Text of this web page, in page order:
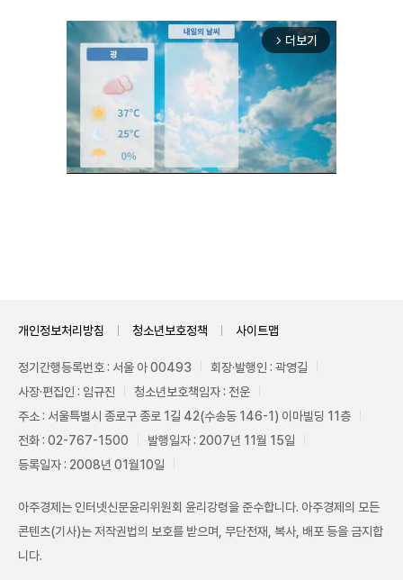
arrow_forward_ios 더보기
개인정보처리방침 청소년보호정책 사이트맵
정기간행등록번호 : 서울 아 00493
회장·발행인 : 곽영길
사장·편집인 : 임규진
청소년보호책임자 : 전운
주소 : 서울특별시 종로구 종로 1길 42(수송동 146-1) 이마빌딩 11층
전화 : 02-767-1500
발행일자 : 2007년 11월 15일
등록일자 : 2008년 01월10일
아주경제는 인터넷신문윤리위원회 윤리강령을 준수합니다. 아주경제의 모든
콘텐츠(기사)는 저작권법의 보호를 받으며, 무단전재, 복사, 배포 등을 금지합
니다.